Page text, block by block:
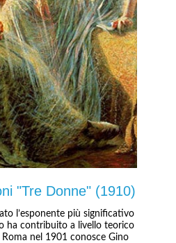
"Tre Donne" (1910)
l’esponente più significativo
ha contribuito a livello teorico
nel 1901 conosce Gino